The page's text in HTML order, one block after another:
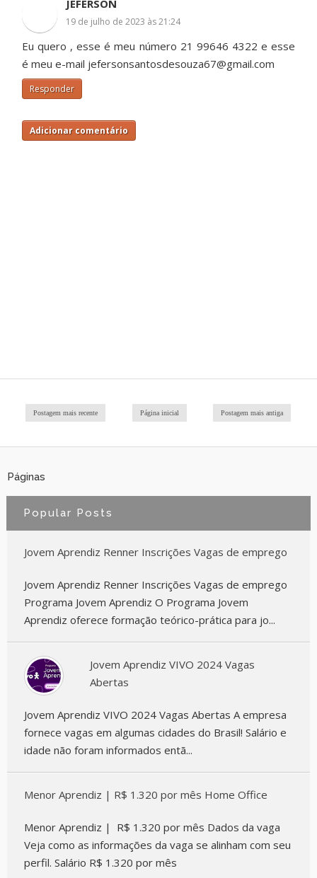
JEFERSON
19 de julho de 2023 às 21:24
Eu quero , esse é meu número 21 99646 4322 e esse
é meu e-mail jefersonsantosdesouza67@gmail.com
Responder
Adicionar comentário
Postagem mais recente Postagem mais antiga
Página inicial
Páginas
Popular Posts
Jovem Aprendiz Renner Inscrições Vagas de emprego
Jovem Aprendiz Renner Inscrições Vagas de emprego
Programa Jovem Aprendiz O Programa Jovem
Aprendiz oferece formação teórico-prática para jo...
Jovem Aprendiz VIVO 2024 Vagas
Abertas
Jovem Aprendiz VIVO 2024 Vagas Abertas A empresa
fornece vagas em algumas cidades do Brasil! Salário e
idade não foram informados entã...
Menor Aprendiz | R$ 1.320 por mês Home Office
Menor Aprendiz | R$ 1.320 por mês Dados da vaga
Veja como as informações da vaga se alinham com seu
perfil. Salário R$ 1.320 por mês